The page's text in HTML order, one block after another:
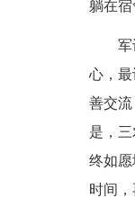
躺在宿
军训
心，
善交
是，
终如
时间